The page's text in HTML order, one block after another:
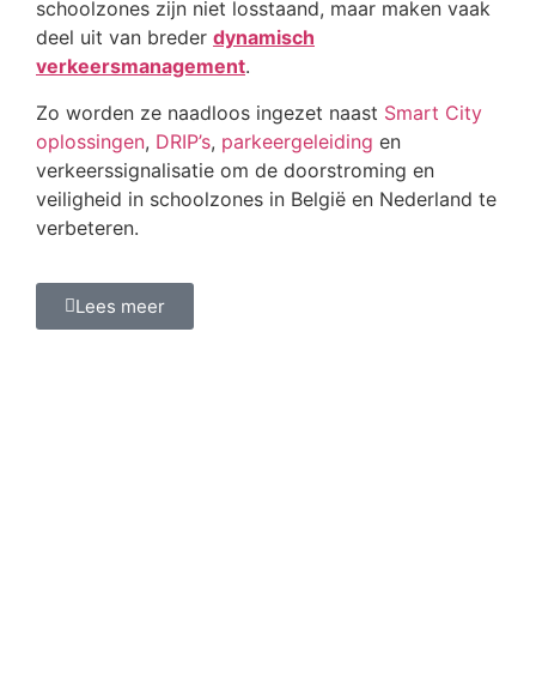
schoolzones zijn niet losstaand, maar maken vaak
deel uit van breder dynamisch
verkeersmanagement.
Zo worden ze naadloos ingezet naast Smart City
oplossingen, DRIP’s, parkeergeleiding en
verkeerssignalisatie om de doorstroming en
veiligheid in schoolzones in België en Nederland te
verbeteren.
Lees meer